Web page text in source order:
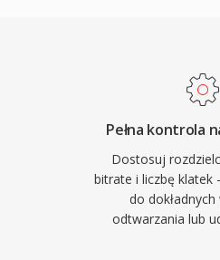
online, urzadzen
bibliotek
MP4 jest obslugiwane
wideo w sieci.
mozliwosciami
umozliwia
rozmiarach
Pełna kontrola
Dostosuj
bitrate i liczbę
do
odtwarzania lub